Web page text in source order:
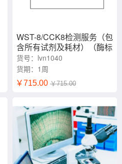
WST-8/CCK8检测服务（包
含所有试剂及耗材）（酶标
仪检测）
货号：lvn1040
货期：1周
￥715.00 ￥715.00